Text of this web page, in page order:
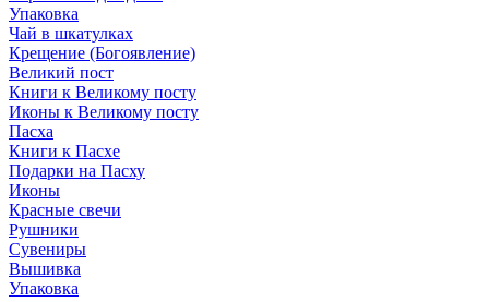
Упаковка
Чай в шкатулках
Крещение (Богоявление)
Великий пост
Книги к Великому посту
Иконы к Великому посту
Пасха
Книги к Пасхе
Подарки на Пасху
Иконы
Красные свечи
Рушники
Сувениры
Вышивка
Упаковка